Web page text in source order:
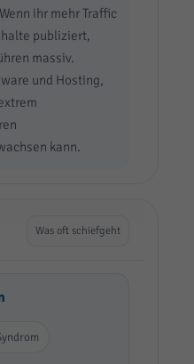
ihr mehr Traffic
publiziert,
massiv.
und Hosting,
kann.
Was oft schiefgeht